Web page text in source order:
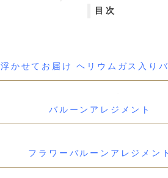
目次
浮かせてお届け ヘリウムガス入り
バルーンアレジメント
フラワーバルーンアレジメント